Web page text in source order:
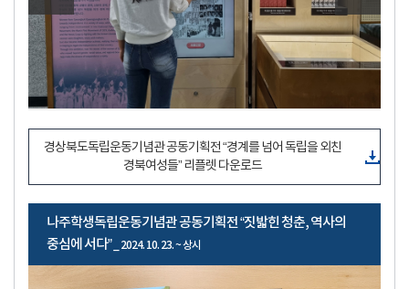
경상북도독립운동기념관 공동기획전 “경계를 넘어 독립을 외친
경북여성들” 리플렛 다운로드
나주학생독립운동기념관 공동기획전 “짓밟힌 청춘, 역사의
중심에 서다” _ 2024. 10. 23. ~ 상시